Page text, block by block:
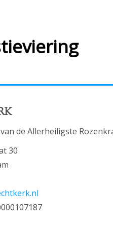
de Allerheiligste
30